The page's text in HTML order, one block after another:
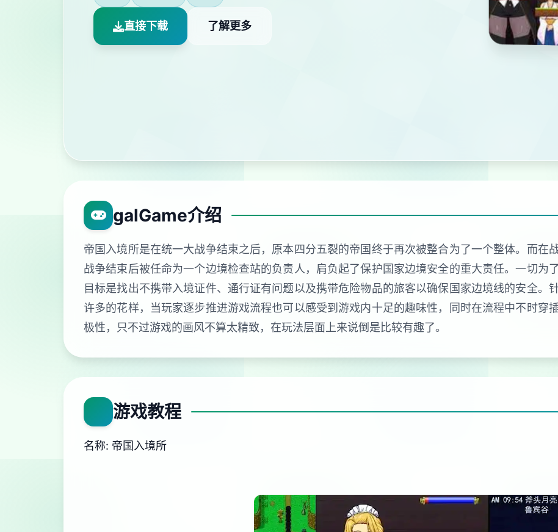
直接下载 了解更多
galGame介绍
帝国入境所是在统一大战争结束之后，原本四分五裂的帝国终于再次被整合为了一个整体。而在
战争结束后被任命为一个边境检查站的负责人，肩负起了保护国家边境安全的重大责任。一切为
目标是找出不携带入境证件、通行证有问题以及携带危险物品的旅客以确保国家边境线的安全。
许多的花样，当玩家逐步推进游戏流程也可以感受到游戏内十足的趣味性，同时在流程中不时穿
极性，只不过游戏的画风不算太精致，在玩法层面上来说倒是比较有趣了。
游戏教程
名称: 帝国入境所